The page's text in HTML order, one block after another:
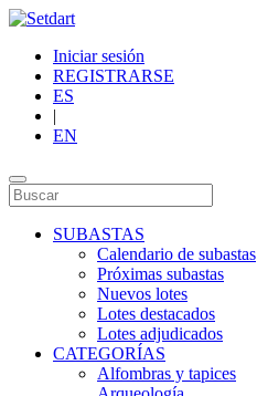
Iniciar sesión
REGISTRARSE
ES
|
EN
SUBASTAS
Calendario de subastas
Próximas subastas
Nuevos lotes
Lotes destacados
Lotes adjudicados
CATEGORÍAS
Alfombras y tapices